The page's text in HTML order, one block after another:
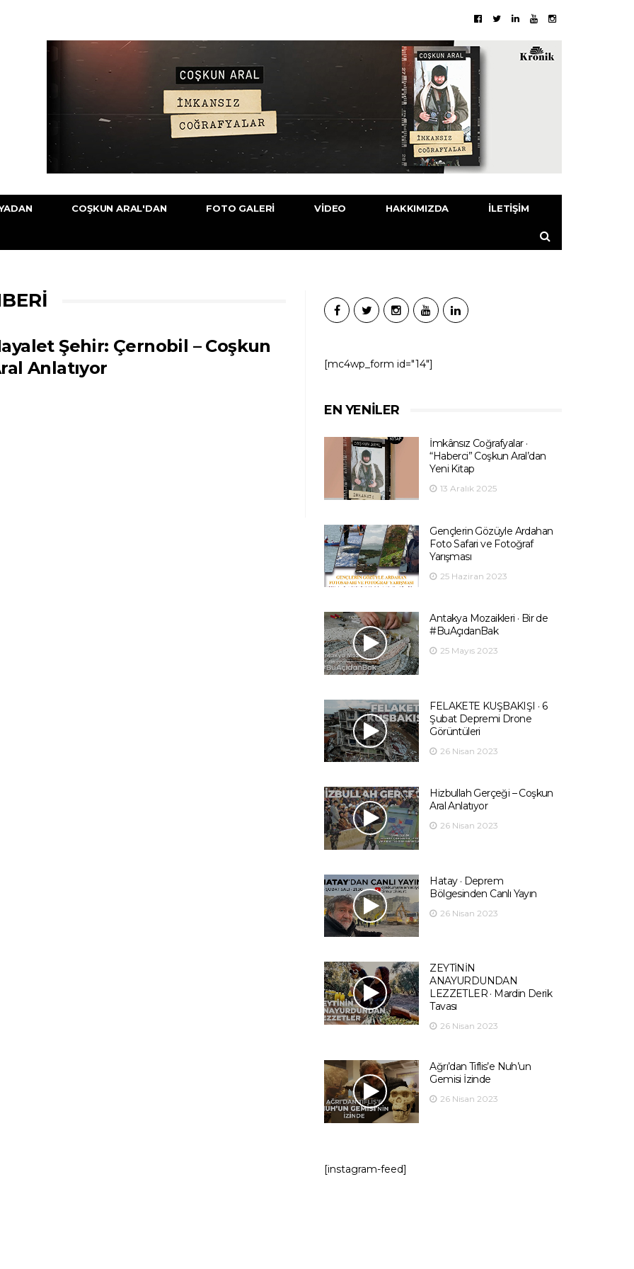
COŞKUN ARAL'DAN FOTO GALERI VIDEO HAKKIMIZDA İLETIŞIM
Şehir: Çernobil – Coşkun
Anlatıyor
[mc4wp_form id="14"]
EN YENILER
İmkânsız Coğrafyalar ·
“Haberci” Coşkun Aral’dan
Yeni Kitap
13 Aralık 2025
Gençlerin Gözüyle Ardahan
Foto Safari ve Fotoğraf
Yarışması
25 Haziran 2023
Antakya Mozaikleri · Bir de
#BuAçıdanBak
25 Mayıs 2023
FELAKETE KUŞBAKIŞI · 6
Şubat Depremi Drone
Görüntüleri
26 Nisan 2023
Hizbullah Gerçeği – Coşkun
Aral Anlatıyor
26 Nisan 2023
Hatay · Deprem
Bölgesinden Canlı Yayın
26 Nisan 2023
ZEYTİNİN
ANAYURDUNDAN
LEZZETLER · Mardin Derik
Tavası
26 Nisan 2023
Ağrı’dan Tiflis’e Nuh’un
Gemisi İzinde
26 Nisan 2023
[instagram-feed]